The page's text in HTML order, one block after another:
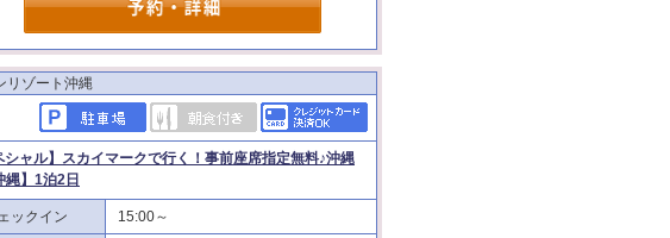
リゾート沖縄
ル】スカイマークで行く！事前座席指定無料♪沖縄
】1泊2日
ックイン 15:00～